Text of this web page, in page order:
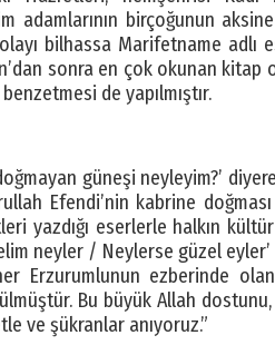
adamlarının birçoğunun
bilhassa Marifetname
sonra en çok okunan kitap
de yapılmıştır.
güneşi neyleyim?’
Efendi’nin kabrine
yazdığı eserlerle halkın
neyler / Neylerse güzel
Erzurumlunun ezberinde
Bu büyük Allah
ve şükranlar anıyoruz.”